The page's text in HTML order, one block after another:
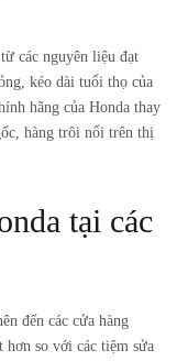
các nguyên liệu đạt
kéo dài tuổi thọ của
hãng của Honda thay
hàng trôi nổi trên thị
tại các
đến các cửa hàng
hơn so với các tiệm sửa